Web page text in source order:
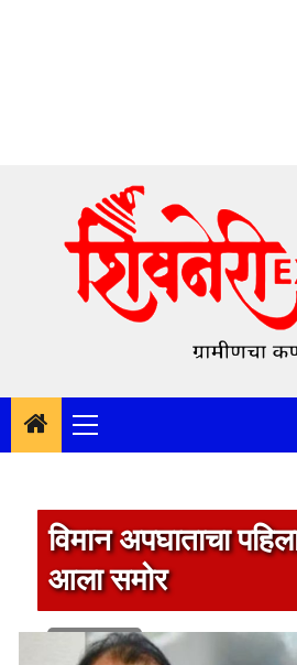
content
Primary
Menu
विमान अपघाताचा
आला समोर
1 min read